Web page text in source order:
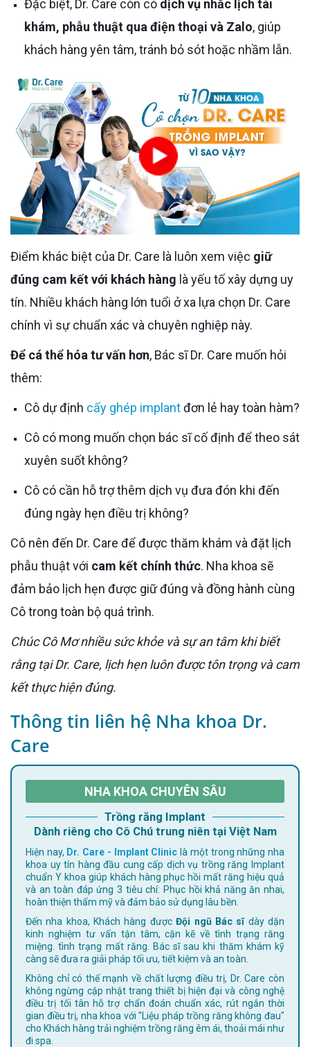
Đặc biệt, Dr. Care còn có dịch vụ nhắc lịch tái
khám, phẫu thuật qua điện thoại và Zalo, giúp
khách hàng yên tâm, tránh bỏ sót hoặc nhầm lẫn.
Điểm khác biệt của Dr. Care là luôn xem việc giữ
đúng cam kết với khách hàng là yếu tố xây dựng uy
tín. Nhiều khách hàng lớn tuổi ở xa lựa chọn Dr. Care
chính vì sự chuẩn xác và chuyên nghiệp này.
Để cá thể hóa tư vấn hơn, Bác sĩ Dr. Care muốn hỏi
thêm:
Cô dự định cấy ghép implantđơn lẻ hay toàn hàm?
Cô có mong muốn chọn bác sĩ cố định để theo sát
xuyên suốt không?
Cô có cần hỗ trợ thêm dịch vụ đưa đón khi đến
đúng ngày hẹn điều trị không?
Cô nên đến Dr. Care để được thăm khám và đặt lịch
phẫu thuật với cam kết chính thức. Nha khoa sẽ
đảm bảo lịch hẹn được giữ đúng và đồng hành cùng
Cô trong toàn bộ quá trình.
Chúc Cô Mơ nhiều sức khỏe và sự an tâm khi biết
rằng tại Dr. Care, lịch hẹn luôn được tôn trọng và cam
kết thực hiện đúng.
Thông tin liên hệ Nha khoa Dr.
Care
NHA KHOA CHUYÊN SÂU
Trồng răng Implant
Dành riêng cho Cô Chú trung niên tại Việt Nam
Hiện nay, Dr. Care - Implant Clinic là một trong những nha
khoa uy tín hàng đầu cung cấp dịch vụ trồng răng Implant
chuẩn Y khoa giúp khách hàng phục hồi mất răng hiệu quả
và an toàn đáp ứng 3 tiêu chí: Phục hồi khả năng ăn nhai,
hoàn thiện thẩm mỹ và đảm bảo sử dụng lâu bền.
Đến nha khoa, Khách hàng đượcĐội ngũ Bác sĩdày dặn
kinh nghiệm tư vấn tận tâm, cặn kẽ về tình trạng răng
miệng. tình trạng mất răng. Bác sĩ sau khi thăm khám kỹ
càng sẽ đưa ra giải pháp tối ưu, tiết kiệm và an toàn.
Không chỉ có thế mạnh về chất lượng điều trị, Dr. Care còn
không ngừng cập nhật trang thiết bị hiện đại và công nghệ
điều trị tối tân hỗ trợ chẩn đoán chuẩn xác, rút ngắn thời
gian điều trị, nha khoa với "Liệu pháp trồng răng không đau"
cho Khách hàng trải nghiệm trồng răng êm ái, thoải mái như
đi spa.